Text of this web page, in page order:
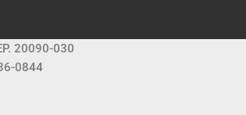
20090-030
0844